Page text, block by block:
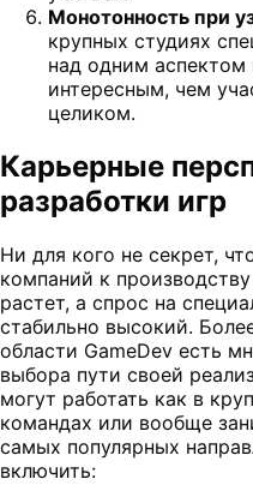
Монотонность при
крупных студиях
над одним
интересным, чем
целиком.
Карьерные
разработки игр
Ни для кого не секрет,
компаний к
растет, а спрос на
стабильно высокий.
области GameDev есть
выбора пути своей
могут работать как в
командах или вообще
самых популярных
включить: